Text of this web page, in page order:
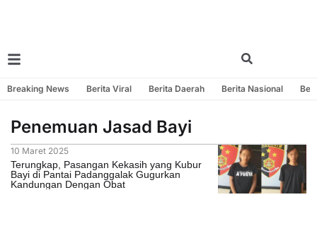
Breaking News Berita Viral Berita Daerah Berita Nasional
Penemuan Jasad Bayi
10 Maret 2025
Terungkap, Pasangan Kekasih yang Kubur
Bayi di Pantai Padanggalak Gugurkan
Kandungan Dengan Obat